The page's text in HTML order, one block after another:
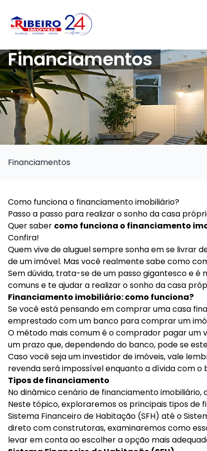
Financiamentos
Financiamentos
Como funciona o financiamento imobiliário?
Passo a passo para realizar o sonho da casa
Quer saber como funciona o financiamento
Confira!
Quem vive de aluguel sempre sonha em se livrar
de um imóvel. Mas você realmente sabe como
Sem dúvida, trata-se de um passo gigantesco e é
comuns e te ajudar a realizar o sonho da casa
Financiamento imobiliário: como funciona?
Se você está pensando em comprar uma casa
emprestado com um banco para comprar um
O método mais comum é o comprador pagar um
um prazo que, dependendo do banco, pode se
Caso você seja um investidor de imóveis, vale
revenda será impossível enquanto a dívida com o
Tipos de financiamento
No dinâmico cenário de financiamento
Neste tópico, exploraremos os principais tipos de
Sistema Financeiro de Habitação (SFH) até o
direto com construtoras, examinaremos como
levar em conta ao escolher a opção mais